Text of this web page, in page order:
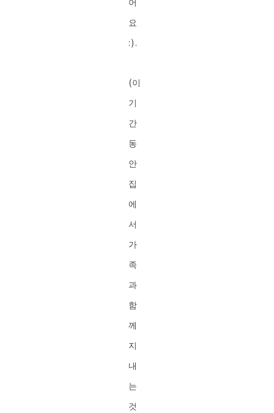
요
:).
(이
기
간
동
안
집
에
서
가
족
과
함
께
지
내
는
것